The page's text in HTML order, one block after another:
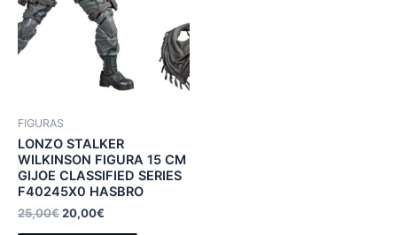
FIGURAS
LONZO STALKER
WILKINSON FIGURA 15 CM
GIJOE CLASSIFIED SERIES
F40245X0 HASBRO
25,00€20,00€